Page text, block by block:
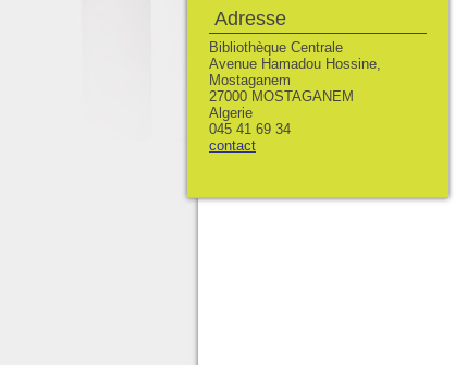
Adresse
Bibliothèque Centrale
Avenue Hamadou Hossine,
Mostaganem
27000 MOSTAGANEM
Algerie
045 41 69 34
contact